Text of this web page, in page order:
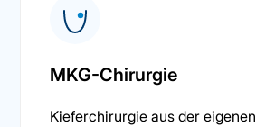
MKG-Chirurgie
Kieferchirurgie aus der eigenen